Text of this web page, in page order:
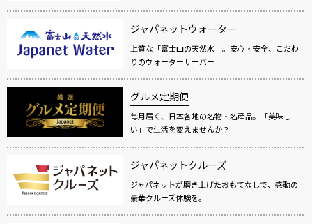
ジャパネットウォーター
上質な「富士山の天然水」。安心・安全、こだわ
りのウォーターサーバー
グルメ定期便
毎月届く、日本各地の名物・名産品。「美味し
い」で生活を変えませんか？
ジャパネットクルーズ
ジャパネットが磨き上げたおもてなしで、感動の
豪華クルーズ体験を。